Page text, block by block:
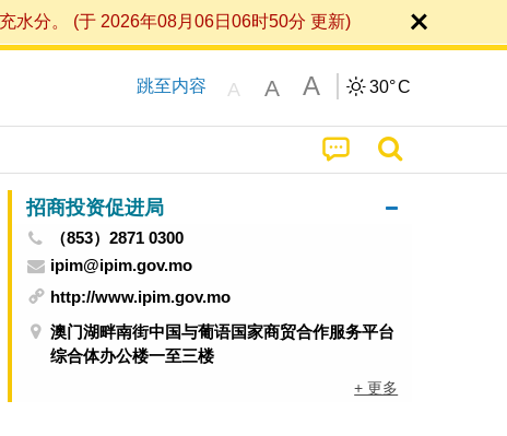
水分。 (于 2026年08月06日06时50分 更新)
跳至内容 A A A 30°C
招商投资促进局
（853）2871 0300
ipim@ipim.gov.mo
http://www.ipim.gov.mo
澳门湖畔南街中国与葡语国家商贸合作服务平台
综合体办公楼一至三楼
+ 更多